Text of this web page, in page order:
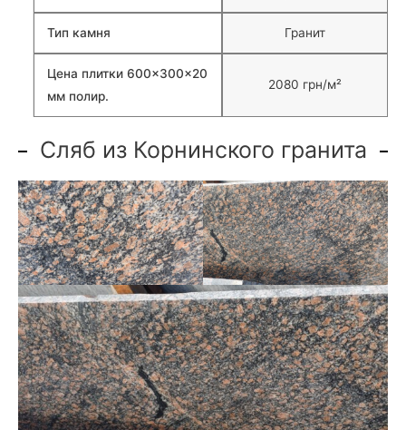
Тип камня Гранит
Цена плитки 600×300×20
мм полир.
2080 грн/м²
Сляб из Корнинского гранита